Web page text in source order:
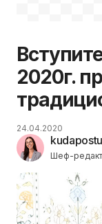
2020г.
Шеф-
24.04.2020